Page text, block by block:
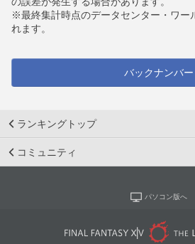
※最終集計時点のデータセンター・ワー
れます。
バックナンバー
ランキングトップ
コミュニティ
パソコン版へ